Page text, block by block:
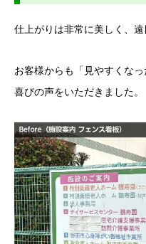
仕上がりは非常に美しく、遠
お客様からも「見やすくな
喜びの声をいただきました。